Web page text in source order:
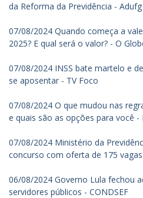
da Reforma da Previdência - Adufg
07/08/2024 Quando começa a
2025? E qual será o valor? - O
07/08/2024 INSS bate martelo e
se aposentar - TV Foco
07/08/2024 O que mudou nas
e quais são as opções para você -
07/08/2024 Ministério da
concurso com oferta de 175
06/08/2024 Governo Lula fechou
servidores públicos - CONDSEF